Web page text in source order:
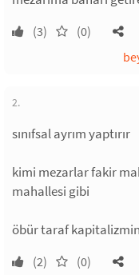
(3) (0)
2.
sınıfsal ayrım yaptırır
kimi mezarlar fakir
mahallesi gibi
öbür taraf
(2) (0)